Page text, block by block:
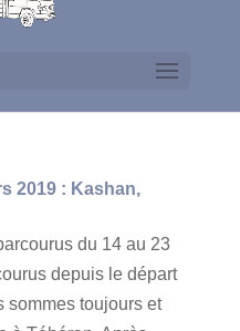
2019 : Kashan,
du 14 au 23
depuis le départ
sommes toujours et